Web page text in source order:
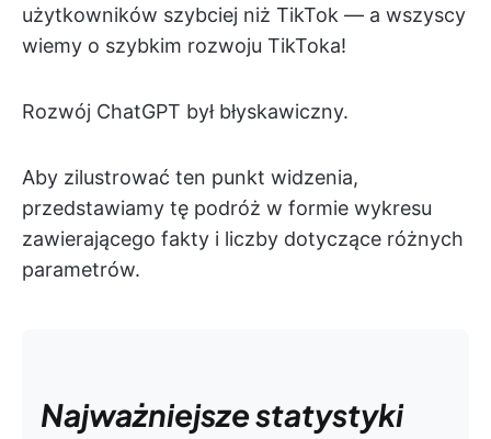
użytkowników szybciej niż TikTok — a wszyscy
wiemy o szybkim rozwoju TikToka!
Rozwój ChatGPT był błyskawiczny.
Aby zilustrować ten punkt widzenia,
przedstawiamy tę podróż w formie wykresu
zawierającego fakty i liczby dotyczące różnych
parametrów.
Najważniejsze statystyki